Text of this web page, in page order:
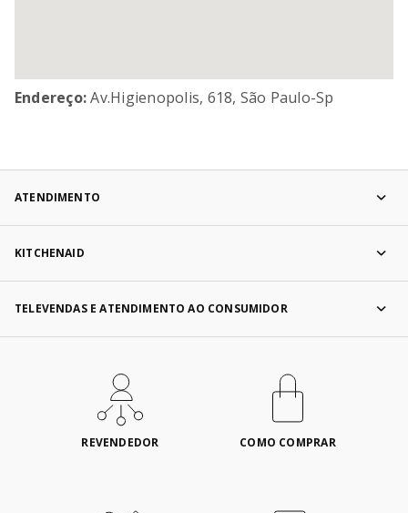
Endereço: Av.higienopolis, 618, São Paulo-Sp
ATENDIMENTO
KITCHENAID
TELEVENDAS E ATENDIMENTO AO CONSUMIDOR
REVENDEDOR COMO COMPRAR